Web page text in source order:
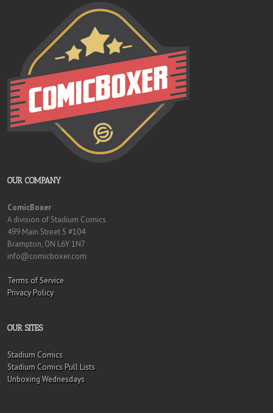
OUR COMPANY
ComicBoxer
A division of Stadium Comics
499 Main Street S #104
Brampton, ON L6Y 1N7
info@comicboxer.com
Terms of Service
Privacy Policy
OUR SITES
Stadium Comics
Stadium Comics Pull Lists
Unboxing Wednesdays